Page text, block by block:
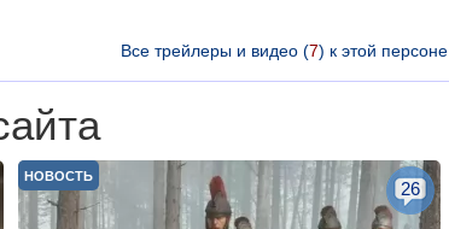
Все трейлеры и видео (7) к этой персоне
НОВОСТЬ
26